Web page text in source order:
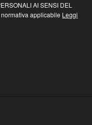
AI SENSI DEL
applicabile Leggi